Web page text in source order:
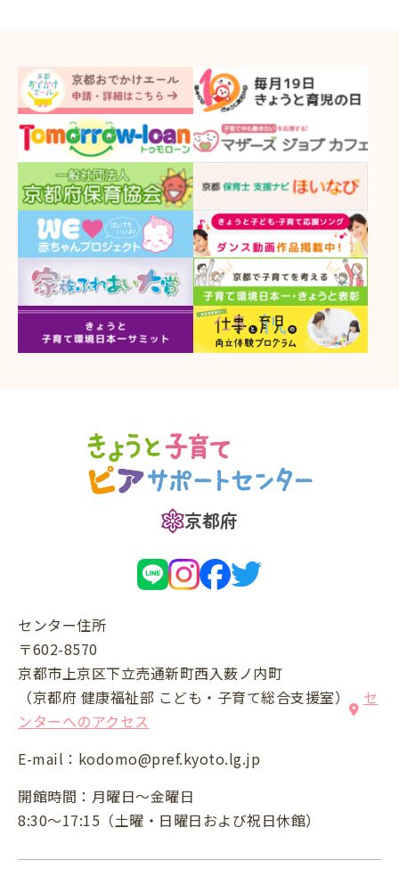
京都府
センター住所
〒602-8570
京都市上京区下立売通新町西入薮ノ内町
（京都府 健康福祉部 こども・子育て総合支援室）
セ
ンターへのアクセス
E-mail： kodomo@pref.kyoto.lg.jp
開館時間：月曜日～金曜日
8:30～17:15（土曜・日曜日および祝日休館）